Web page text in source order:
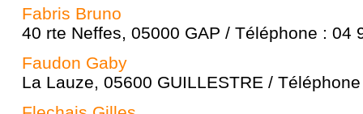
Fabris Bruno
40 rte Neffes, 05000 GAP / Téléphone : 04
Faudon Gaby
La Lauze, 05600 GUILLESTRE /